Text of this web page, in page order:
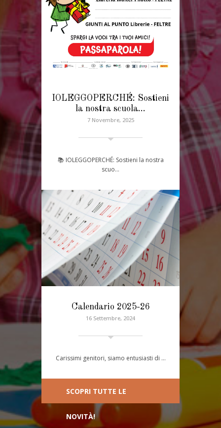
IOLEGGOPERCHÉ: Sostieni
la nostra scuola…
7 Novembre, 2025
📚 IOLEGGOPERCHÉ: Sostieni la nostra
scuo…
Calendario 2025-26
16 Settembre, 2024
Carissimi genitori, siamo entusiasti di …
SCOPRI TUTTE LE
NOVITÀ!